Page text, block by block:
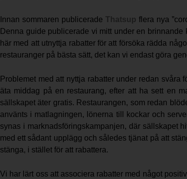
Innan sommaren publicerade Thatsup flera nya
Denna guide publicerade vi mitt under en
här med att utnyttja rabatter för att försöka rädda
restauranger på bästa sätt, det kan vi endast göra
Problemet med att nyttja rabatter under redan
äta middag på en restaurang, efter att ha sett en
sällskapet äter gratis. Restaurangen, som redan
använts i matlagningen, lönerna till kockar och
synas i marknadsföringskampanjen, där sällskapet
med ett sådant upplägg och således tjänat på att
stänga, i stället för att rabattera.
Vi har lärt oss att associera rabatter med något